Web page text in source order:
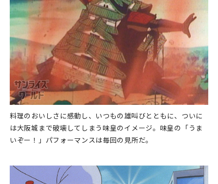
料理のおいしさに感動し、いつもの雄叫びとともに、ついに
は大阪城まで破壊してしまう味皇のイメージ。味皇の「うま
いぞー！」パフォーマンスは毎回の見所だ。